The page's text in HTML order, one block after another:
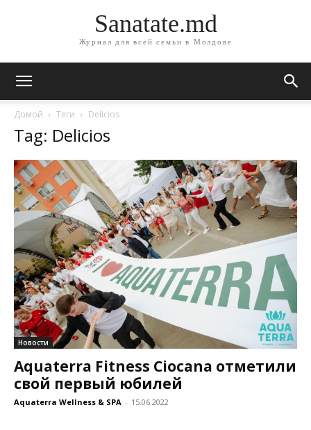
Sanatate.md
Журнал для всей семьи в Молдове
Домой Теги Delicios
Tag: Delicios
Новости
Aquaterra Fitness Ciocana отметили
свой первый юбилей
Aquaterra Wellness & SPA - 15.06.2022